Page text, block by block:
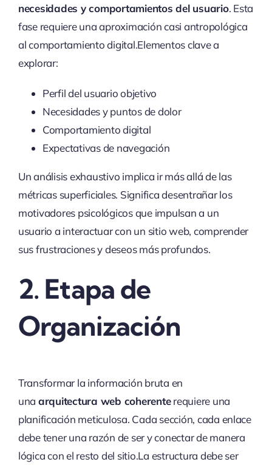
necesidades y comportamientos del usuario. Esta
fase requiere una aproximación casi antropológica
al comportamiento digital.Elementos clave a
explorar:
Perfil del usuario objetivo
Necesidades y puntos de dolor
Comportamiento digital
Expectativas de navegación
Un análisis exhaustivo implica ir más allá de las
métricas superficiales. Significa desentrañar los
motivadores psicológicos que impulsan a un
usuario a interactuar con un sitio web, comprender
sus frustraciones y deseos más profundos.
2. Etapa de
Organización
Transformar la información bruta en
una arquitectura web coherenterequiere una
planificación meticulosa. Cada sección, cada enlace
debe tener una razón de ser y conectar de manera
lógica con el resto del sitio.La estructura debe ser